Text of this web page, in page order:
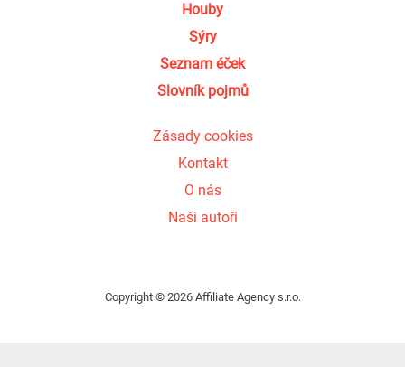
Houby
Sýry
Seznam éček
Slovník pojmů
Zásady cookies
Kontakt
O nás
Naši autoři
Copyright © 2026 Affiliate Agency s.r.o.